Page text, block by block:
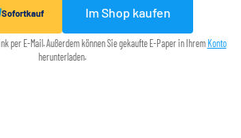
Sofortkauf Im Shop kaufen
per E-Mail. Außerdem können Sie gekaufte E-Paper in IhremKonto
herunterladen.